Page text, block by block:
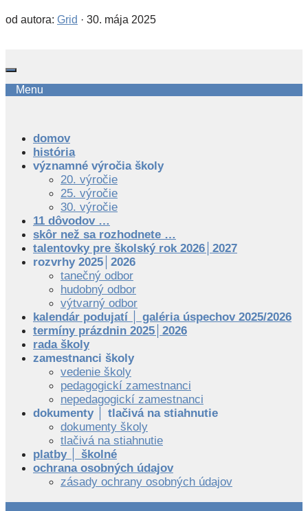
od autora: Grid · 30. mája 2025
Menu
domov
história
významné výročia školy
20. výročie
25. výročie
30. výročie
11 dôvodov …
skôr než sa rozhodnete …
talentovky pre školský rok 2026│2027
rozvrhy 2025│2026
tanečný odbor
hudobný odbor
výtvarný odbor
kalendár podujatí │ galéria úspechov 2025/2026
termíny prázdnin 2025│2026
rada školy
zamestnanci školy
vedenie školy
pedagogickí zamestnanci
nepedagogickí zamestnanci
dokumenty │ tlačivá na stiahnutie
dokumenty školy
tlačivá na stiahnutie
platby │ školné
ochrana osobných údajov
zásady ochrany osobných údajov